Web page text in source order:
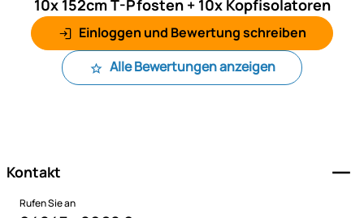
10x 152cm T-Pfosten + 10x Kopfisolatoren
Einloggen und Bewertung schreiben
Alle Bewertungen anzeigen
Kontakt
Rufen Sie an